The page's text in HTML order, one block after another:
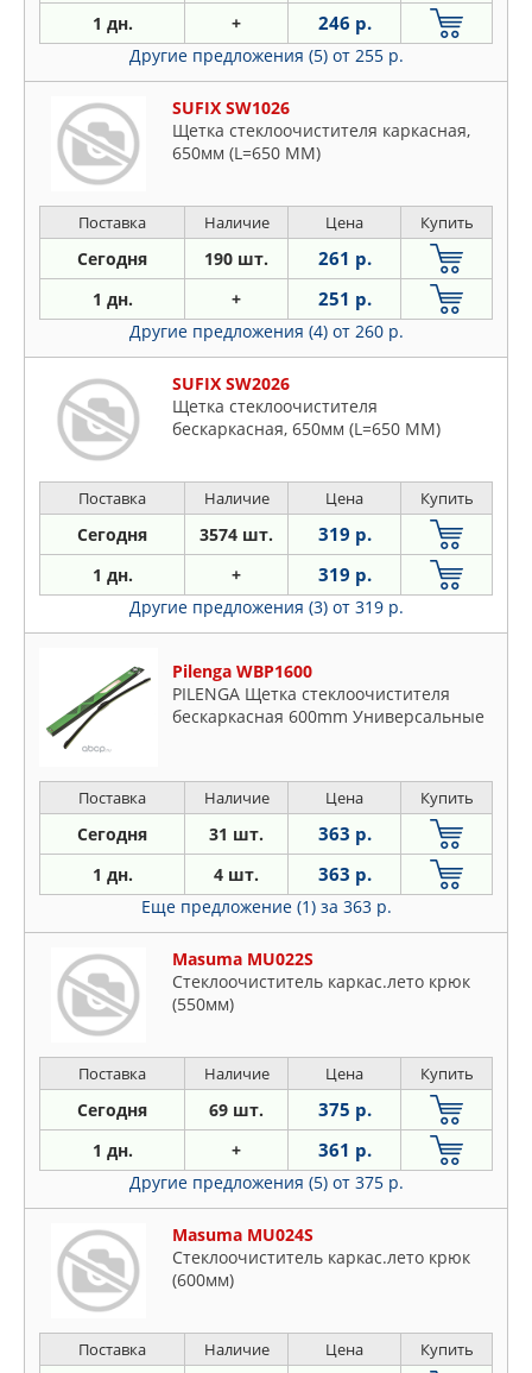
1 дн. + 246 р.
Другие предложения (5) от 255 р.
SUFIX SW1026
Щетка стеклоочистителя каркасная,
650мм (L=650 ММ)
Поставка Наличие Цена Купить
Сегодня 190 шт. 261 р.
1 дн. + 251 р.
Другие предложения (4) от 260 р.
SUFIX SW2026
Щетка стеклоочистителя
бескаркасная, 650мм (L=650 ММ)
Поставка Наличие Цена Купить
Сегодня 3574 шт. 319 р.
1 дн. + 319 р.
Другие предложения (3) от 319 р.
Pilenga WBP1600
PILENGA Щетка стеклоочистителя
бескаркасная 600mm Универсальные
Поставка Наличие Цена Купить
Сегодня 31 шт. 363 р.
1 дн. 4 шт. 363 р.
Еще предложение (1) за 363 р.
Masuma MU022S
Стеклоочиститель каркас.лето крюк
(550мм)
Поставка Наличие Цена Купить
Сегодня 69 шт. 375 р.
1 дн. + 361 р.
Другие предложения (5) от 375 р.
Masuma MU024S
Стеклоочиститель каркас.лето крюк
(600мм)
Поставка Наличие Цена Купить